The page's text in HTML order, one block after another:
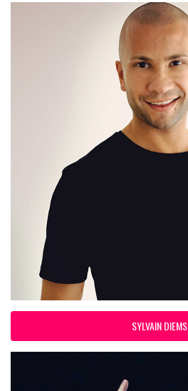
SYLVAIN DIEMS